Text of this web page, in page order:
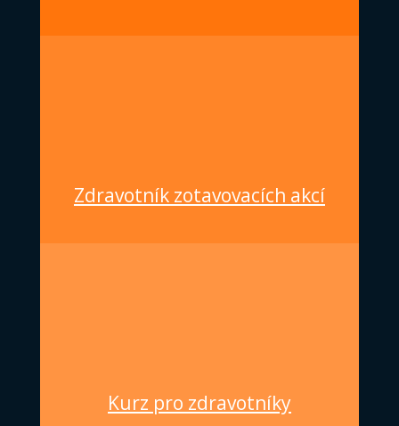
Zdravotník zotavovacích akcí
Kurz pro zdravotníky